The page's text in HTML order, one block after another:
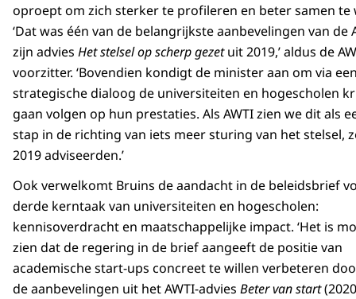
oproept om zich sterker te profileren en beter samen te
‘Dat was één van de belangrijkste aanbevelingen van de
zijn advies Het stelsel op scherp gezetuit 2019,’ aldus de
voorzitter. ‘Bovendien kondigt de minister aan om via
strategische dialoog de universiteiten en hogescholen
gaan volgen op hun prestaties. Als AWTI zien we dit als
stap in de richting van iets meer sturing van het stelsel,
2019 adviseerden.’
Ook verwelkomt Bruins de aandacht in de beleidsbrief
derde kerntaak van universiteiten en hogescholen:
kennisoverdracht en maatschappelijke impact. ‘Het is
zien dat de regering in de brief aangeeft de positie van
academische start-ups concreet te willen verbeteren
de aanbevelingen uit het AWTI-advies Beter van start